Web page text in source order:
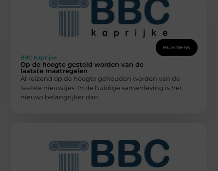
BUSINESS
BBC Kaprijke
Op de hoogte gesteld worden van de
laatste maatregelen
Al reizend op de hoogte gehouden worden van de
laatste nieuwtjes. In de huidige samenleving is het
nieuws belangrijker dan